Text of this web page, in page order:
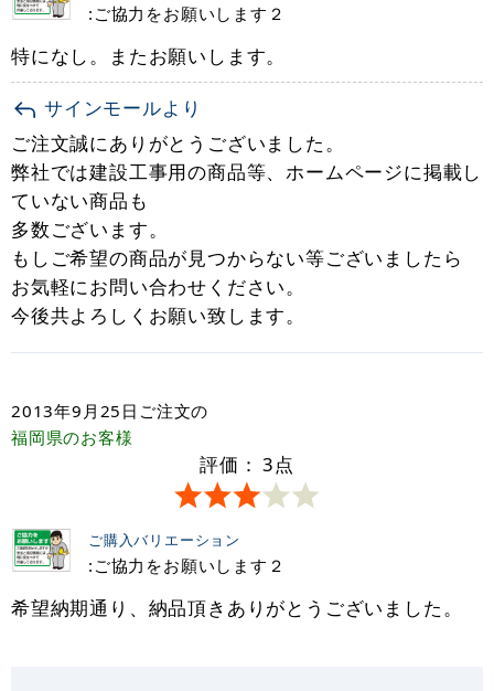
:ご協力をお願いします２
特になし。またお願いします。
サインモールより
ご注文誠にありがとうございました。
弊社では建設工事用の商品等、ホームページに掲載し
ていない商品も
多数ございます。
もしご希望の商品が見つからない等ございましたら
お気軽にお問い合わせください。
今後共よろしくお願い致します。
2013年9月25日 ご注文の
福岡県のお客様
評価： 3点
ご購入バリエーション
:ご協力をお願いします２
希望納期通り、納品頂きありがとうございました。